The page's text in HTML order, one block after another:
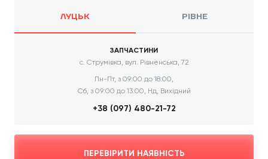
ЛУЦЬК РІВНЕ
ЗАПЧАСТИНИ
с. Струмівка, вул. Рівненська, 72
Пн-Пт, з 09:00 до 18:00,
Сб, з 09:00 до 13:00, Нд, Вихідний
+38 (097) 480-21-72
ПЕРЕВІРИТИ НАЯВНІСТЬ